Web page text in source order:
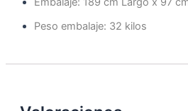
Peso embalaje: 32 kilos